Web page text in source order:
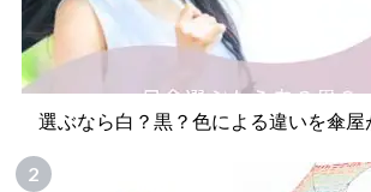
選ぶなら白？黒？色による違いを傘屋